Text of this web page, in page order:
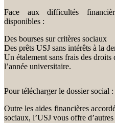
Face aux difficultés
disponibles :
Des bourses sur critères sociaux
Des prêts USJ sans intérêts à la
Un étalement sans frais des
l’année universitaire.
Pour télécharger le dossier social :
Outre les aides financières
sociaux, l’USJ vous offre